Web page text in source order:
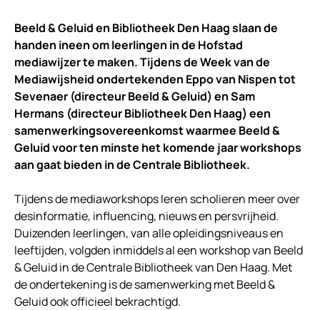
Beeld & Geluid en Bibliotheek Den Haag slaan de
handen ineen om leerlingen in de Hofstad
mediawijzer te maken. Tijdens de Week van de
Mediawijsheid ondertekenden Eppo van Nispen tot
Sevenaer (directeur Beeld & Geluid) en Sam
Hermans (directeur Bibliotheek Den Haag) een
samenwerkingsovereenkomst waarmee Beeld &
Geluid voor ten minste het komende jaar workshops
aan gaat bieden in de Centrale Bibliotheek.
Tijdens de mediaworkshops leren scholieren meer over
desinformatie, influencing, nieuws en persvrijheid.
Duizenden leerlingen, van alle opleidingsniveaus en
leeftijden, volgden inmiddels al een workshop van Beeld
& Geluid in de Centrale Bibliotheek van Den Haag. Met
de ondertekening is de samenwerking met Beeld &
Geluid ook officieel bekrachtigd.